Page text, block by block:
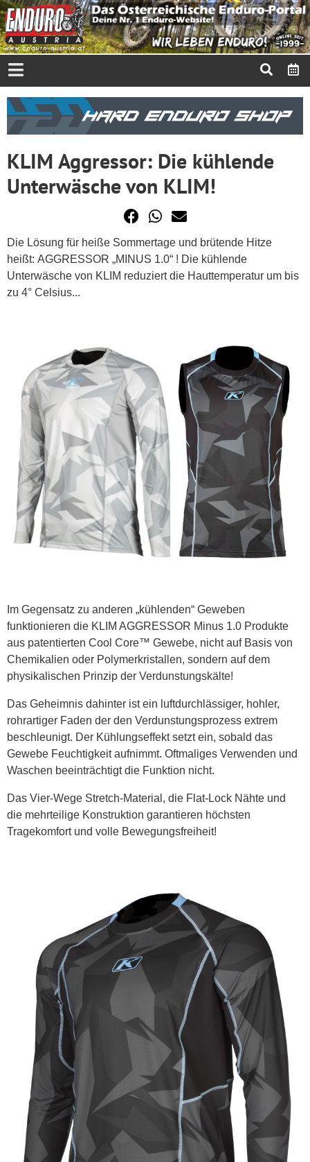
KLIM Aggressor: Die kühlende
Unterwäsche von KLIM!
Die Lösung für heiße Sommertage und brütende Hitze
heißt: AGGRESSOR „MINUS 1.0“ ! Die kühlende
Unterwäsche von KLIM reduziert die Hauttemperatur um bis
zu 4° Celsius...
Im Gegensatz zu anderen „kühlenden“ Geweben
funktionieren die KLIM AGGRESSOR Minus 1.0 Produkte
aus patentierten Cool Core™ Gewebe, nicht auf Basis von
Chemikalien oder Polymerkristallen, sondern auf dem
physikalischen Prinzip der Verdunstungskälte!
Das Geheimnis dahinter ist ein luftdurchlässiger, hohler,
rohrartiger Faden der den Verdunstungsprozess extrem
beschleunigt. Der Kühlungseffekt setzt ein, sobald das
Gewebe Feuchtigkeit aufnimmt. Oftmaliges Verwenden und
Waschen beeinträchtigt die Funktion nicht.
Das Vier-Wege Stretch-Material, die Flat-Lock Nähte und
die mehrteilige Konstruktion garantieren höchsten
Tragekomfort und volle Bewegungsfreiheit!